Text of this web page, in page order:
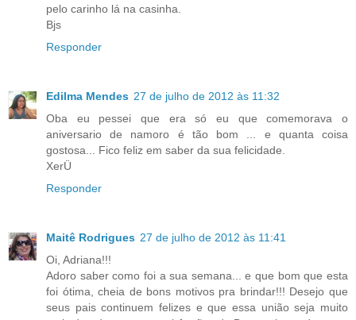
pelo carinho lá na casinha.
Bjs
Responder
Edilma Mendes 27 de julho de 2012 às 11:32
Oba eu pessei que era só eu que comemorava o
aniversario de namoro é tão bom ... e quanta coisa
gostosa... Fico feliz em saber da sua felicidade.
XerÜ
Responder
Maitê Rodrigues 27 de julho de 2012 às 11:41
Oi, Adriana!!!
Adoro saber como foi a sua semana... e que bom que esta
foi ótima, cheia de bons motivos pra brindar!!! Desejo que
seus pais continuem felizes e que essa união seja muito